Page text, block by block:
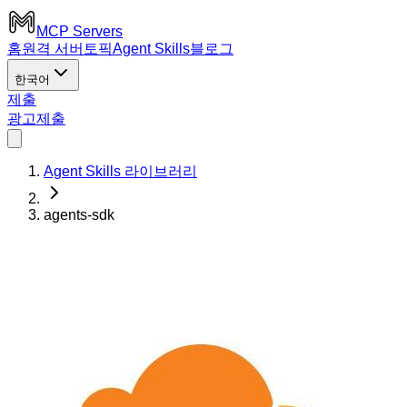
MCP Servers
홈원격 서버 토픽Agent Skills블로그
한국어
제출
광고제출
Agent Skills 라이브러리
agents-sdk